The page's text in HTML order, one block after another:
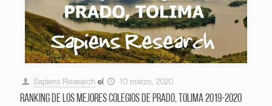
Sapiens Research el 10 marzo, 2020
Ranking de los mejores colegios de Prado, Tolima 2019-2020